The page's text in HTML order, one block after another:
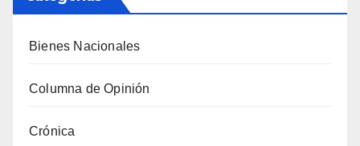
Bienes Nacionales
Columna de Opinión
Crónica